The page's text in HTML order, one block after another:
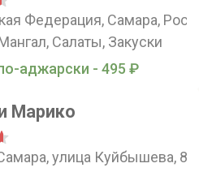
Федерация, Самара,
Салаты, Закуски
аджарски - 495 ₽
Марико
улица Куйбышева, 89